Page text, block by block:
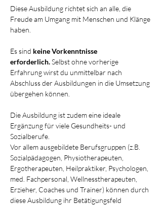
Diese Ausbildung richtet sich an alle, die
Freude am Umgang mit Menschen und Klänge
haben.
Es sind keine Vorkenntnisse
erforderlich. Selbst ohne vorherige
Erfahrung wirst du unmittelbar nach
Abschluss der Ausbildungen in die Umsetzung
übergehen können.
Die Ausbildung ist zudem eine ideale
Ergänzung für viele Gesundheits- und
Sozialberufe.
Vor allem ausgebildete Berufsgruppen (z.B.
Sozialpädagogen, Physiotherapeuten,
Ergotherapeuten, Heilpraktiker, Psychologen,
med. Fachpersonal, Wellnesstherapeuten,
Erzieher, Coaches und Trainer) können durch
diese Ausbildung ihr Betätigungsfeld